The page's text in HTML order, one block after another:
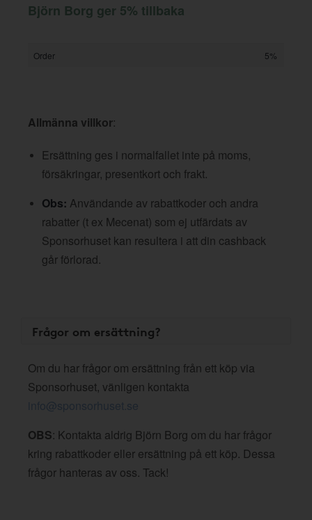
Björn Borg ger 5% tillbaka
Order 5%
Allmänna villkor:
Ersättning ges i normalfallet inte på moms,
försäkringar, presentkort och frakt.
Obs: Användande av rabattkoder och andra
rabatter (t ex Mecenat) som ej utfärdats av
Sponsorhuset kan resultera i att din cashback
går förlorad.
Frågor om ersättning?
Om du har frågor om ersättning från ett köp via
Sponsorhuset, vänligen kontakta
info@sponsorhuset.se
OBS: Kontakta aldrig Björn Borg om du har frågor
kring rabattkoder eller ersättning på ett köp. Dessa
frågor hanteras av oss. Tack!